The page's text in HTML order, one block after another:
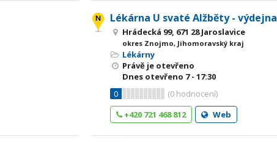
Lékárna U svaté Alžběty - výdejna
Hrádecká 99, 671 28 Jaroslavice
okres Znojmo, Jihomoravský kraj
Lékárny
Právě je otevřeno
Dnes otevřeno 7 - 17:30
0
(0 hodnocení)
+420 721 468 812
Web